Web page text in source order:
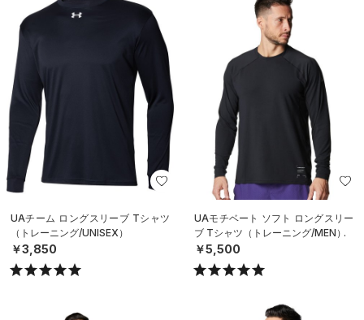
UAチーム ロングスリーブ Tシャツ
（トレーニング/UNISEX）
￥3,850
UAモチベート ソフト ロングスリー
ブ Tシャツ（トレーニング/MEN）
￥5,500